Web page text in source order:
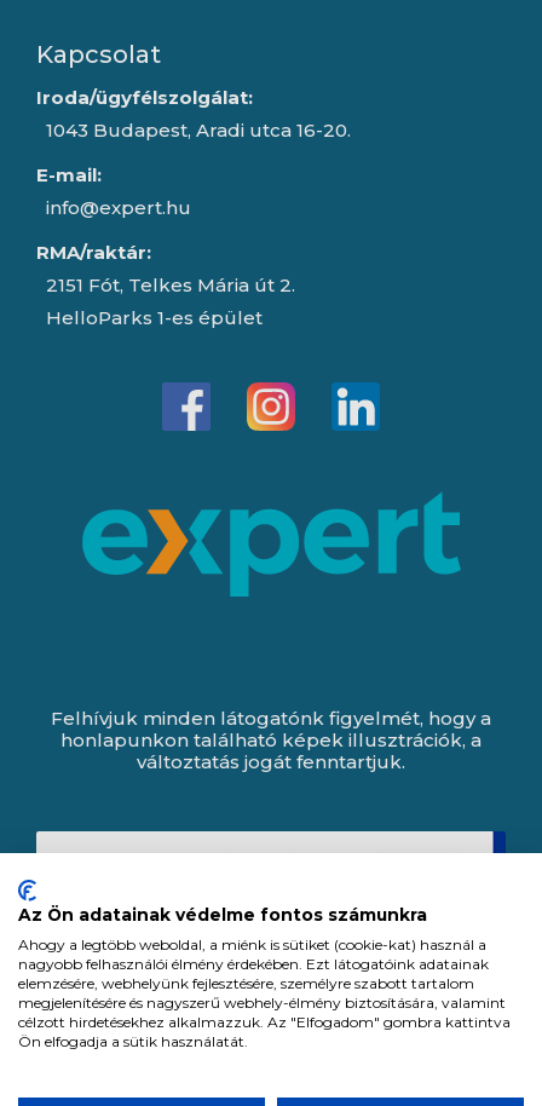
Kapcsolat
Iroda/ügyfélszolgálat:
1043 Budapest, Aradi utca 16-20.
E-mail:
info@expert.hu
RMA/raktár:
2151 Fót, Telkes Mária út 2.
HelloParks 1-es épület
Felhívjuk minden látogatónk figyelmét, hogy a
honlapunkon található képek illusztrációk, a
változtatás jogát fenntartjuk.
Az Ön adatainak védelme fontos számunkra
Ahogy a legtöbb weboldal, a miénk is sütiket (cookie-kat) használ a
nagyobb felhasználói élmény érdekében. Ezt látogatóink adatainak
elemzésére, webhelyünk fejlesztésére, személyre szabott tartalom
megjelenítésére és nagyszerű webhely-élmény biztosítására, valamint
célzott hirdetésekhez alkalmazzuk. Az "Elfogadom" gombra kattintva
Ön elfogadja a sütik használatát.